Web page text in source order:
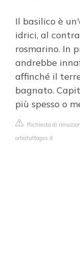
Il basilico è
idrici, al
rosmarino. In
andrebbe
affinché il
bagnato.
più spesso o
Richiesta di
ortiatuttogas.it